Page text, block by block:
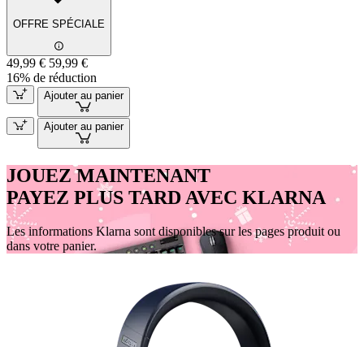
OFFRE SPÉCIALE
49,99 € 59,99 €
16% de réduction
Ajouter au panier
Ajouter au panier
JOUEZ MAINTENANT
PAYEZ PLUS TARD AVEC KLARNA
Les informations Klarna sont disponibles sur les pages produit ou
dans votre panier.